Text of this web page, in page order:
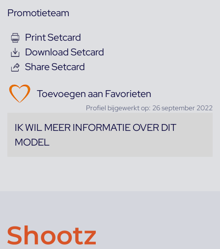
Promotieteam
Print Setcard
Download Setcard
Share Setcard
Toevoegen aan Favorieten
Profiel bijgewerkt op: 26 september 2022
IK WIL MEER INFORMATIE OVER DIT
MODEL